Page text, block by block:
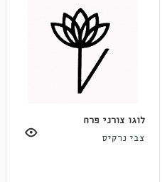
לוגו צורני פרח
צבי נרקיס